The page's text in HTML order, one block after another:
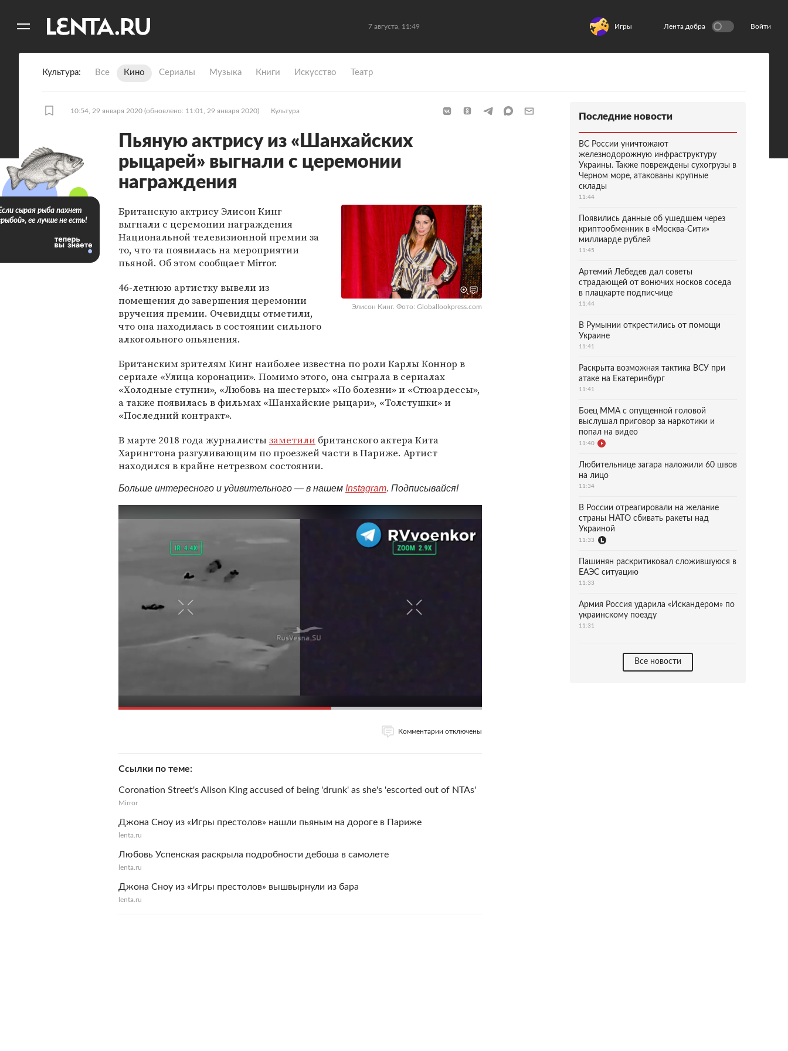
7 августа, 11:49 Игры Лента добра Войти
Культура Все Кино Сериалы Музыка Книги Искусство Театр
10:54, 29 января 2020 (обновлено: 11:01, 29 января 2020) Культура
Пьяную актрису из «Шанхайских
рыцарей» выгнали с церемонии
награждения
Элисон Кинг. Фото: Globallookpress.com
Британскую актрису Элисон Кинг
выгнали с церемонии награждения
Национальной телевизионной премии за
то, что та появилась на мероприятии
пьяной. Об этом сообщает Mirror.
46-летнюю артистку вывели из
помещения до завершения церемонии
вручения премии. Очевидцы отметили,
что она находилась в состоянии сильного
алкогольного опьянения.
Британским зрителям Кинг наиболее известна по роли Карлы Коннор в
сериале «Улица коронации». Помимо этого, она сыграла в сериалах
«Холодные ступни», «Любовь на шестерых» «По болезни» и «Стюардессы»,
а также появилась в фильмах «Шанхайские рыцари», «Толстушки» и
«Последний контракт».
В марте 2018 года журналистызаметили британского актера Кита
Харингтона разгуливающим по проезжей части в Париже. Артист
находился в крайне нетрезвом состоянии.
Больше интересного и удивительного — в нашем Instagram. Подписывайся!
Комментарии отключены
Ссылки по теме
Coronation Street's Alison King accused of being 'drunk' as she's 'escorted out of NTAs'
Mirror
Джона Сноу из «Игры престолов» нашли пьяным на дороге в Париже
lenta.ru
Любовь Успенская раскрыла подробности дебоша в самолете
lenta.ru
Джона Сноу из «Игры престолов» вышвырнули из бара
lenta.ru
сырая рыба пахнет
ее лучше не есть!
Последние новости
ВС России уничтожают
железнодорожную инфраструктуру
Украины. Также повреждены сухогрузы в
Черном море, атакованы крупные
склады
11:44
Появились данные об ушедшем через
криптообменник в «Москва-Сити»
миллиарде рублей
11:45
Артемий Лебедев дал советы
страдающей от вонючих носков соседа
в плацкарте подписчице
11:44
В Румынии открестились от помощи
Украине
11:41
Раскрыта возможная тактика ВСУ при
атаке на Екатеринбург
11:41
Боец ММА с опущенной головой
выслушал приговор за наркотики и
попал на видео
11:40
Любительнице загара наложили 60 швов
на лицо
11:34
В России отреагировали на желание
страны НАТО сбивать ракеты над
Украиной
11:33
Пашинян раскритиковал сложившуюся в
ЕАЭС ситуацию
11:33
Армия Россия ударила «Искандером» по
украинскому поезду
11:31
Все новости